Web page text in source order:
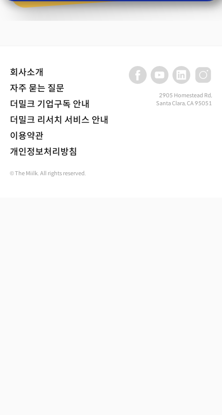
회사소개
자주 묻는 질문
더밀크 기업구독 안내
더밀크 리서치 서비스 안내
이용약관
개인정보처리방침
2905 Homestead Rd,
Santa Clara, CA 95051
© The Miilk. All rights reserved.